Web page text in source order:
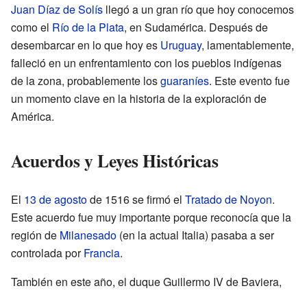
Juan Díaz de Solís llegó a un gran río que hoy conocemos
como el Río de la Plata, en Sudamérica. Después de
desembarcar en lo que hoy es Uruguay, lamentablemente,
falleció en un enfrentamiento con los pueblos indígenas
de la zona, probablemente losguaraníes. Este evento fue
un momento clave en la historia de la exploración de
América.
Acuerdos y Leyes Históricas
El 13 de agostode 1516 se firmó el Tratado de Noyon.
Este acuerdo fue muy importante porque reconocía que la
región de Milanesado (en la actual Italia) pasaba a ser
controlada porFrancia.
También en este año, el duque Guillermo IV de Baviera,